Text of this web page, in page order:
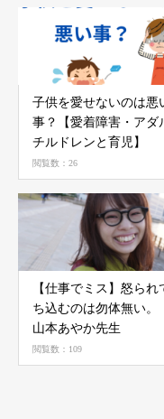
子供を愛せないのは悪
事？【愛着障害・アダ
チルドレンと育児】
閲覧数：26
【仕事でミス】怒られ
ち込むのは勿体無い
山本あやか先生
閲覧数：109